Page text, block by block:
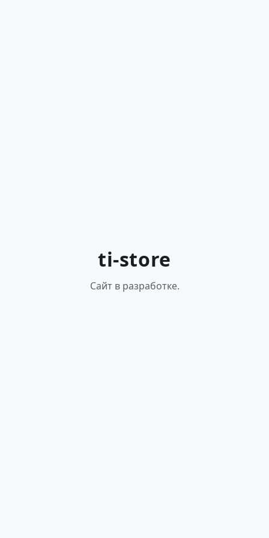
ti-store
Сайт в разработке.